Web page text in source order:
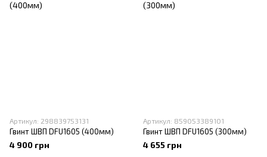
Артикул: 298839753131
Гвинт ШВП DFU1605 (400мм)
4 900 грн
Артикул: 859053389101
Гвинт ШВП DFU1605 (300мм)
4 655 грн